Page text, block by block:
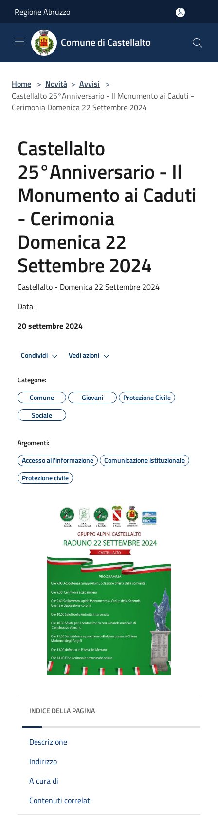
Regione Abruzzo
Comune di Castellalto
Home > Novità > Avvisi >
Castellalto 25°Anniversario - Il Monumento ai Caduti -
Cerimonia Domenica 22 Settembre 2024
Castellalto
25°Anniversario - Il
Monumento ai Caduti
- Cerimonia
Domenica 22
Settembre 2024
Castellalto - Domenica 22 Settembre 2024
Data :
20 settembre 2024
Condividi Vedi azioni
Categorie:
Comune
Giovani
Protezione Civile
Sociale
Argomenti:
Accesso all'informazione
Comunicazione istituzionale
Protezione civile
INDICE DELLA PAGINA
Descrizione
Indirizzo
A cura di
Contenuti correlati